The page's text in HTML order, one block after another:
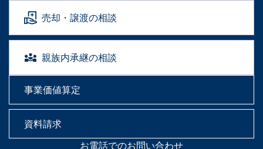
売却・譲渡の相談
親族内承継の相談
事業価値算定
資料請求
お電話でのお問い合わせ